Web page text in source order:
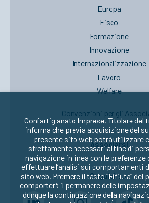
Europa
Fisco
Formazione
Innovazione
Internazionalizzazione
Lavoro
Welfare
Convenzioni per gli
Associarsi
Seguici su:
Confartigianato Imprese, Titolare del
informa che previa acquisizione del
presente sito web potrà utilizzare
strettamente necessari al fine di
navigazione in linea con le preferenze
effettuare l’analisi sui comportamenti
sito web. Premere il tasto “Rifiuta” del
comporterà il permanere delle
dunque la continuazione della